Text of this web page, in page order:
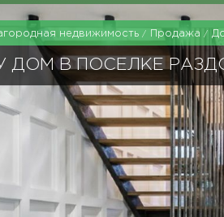
недвижимость Продажа
ДОМ В ПОСЕЛКЕ